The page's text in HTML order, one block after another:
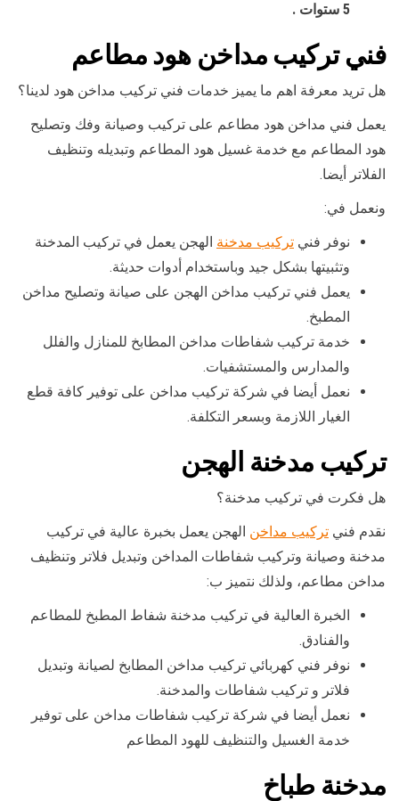
5 ستوات .
فني تركيب مداخن هود مطاعم
هل تريد معرفة اهم ما يميز خدمات فني تركيب مداخن هود لدينا؟
يعمل فني مداخن هود مطاعم على تركيب وصيانة وفك وتصليح
هود المطاعم مع خدمة غسيل هود المطاعم وتبديله وتنظيف
الفلاتر أيضا.
ونعمل في:
نوفر فني تركيب مدخنة الهجن يعمل في تركيب المدخنة
وتثبيتها بشكل جيد وباستخدام أدوات حديثة.
يعمل فني تركيب مداخن الهجن على صيانة وتصليح مداخن
المطبخ.
خدمة تركيب شفاطات مداخن المطابخ للمنازل والفلل
والمدارس والمستشفيات.
نعمل أيضا في شركة تركيب مداخن على توفير كافة قطع
الغيار اللازمة وبسعر التكلفة.
تركيب مدخنة الهجن
هل فكرت في تركيب مدخنة؟
نقدم فني تركيب مداخن الهجن يعمل بخبرة عالية في تركيب
مدخنة وصيانة وتركيب شفاطات المداخن وتبديل فلاتر وتنظيف
مداخن مطاعم، ولذلك نتميز ب:
الخبرة العالية في تركيب مدخنة شفاط المطبخ للمطاعم
والفنادق.
نوفر فني كهربائي تركيب مداخن المطابخ لصيانة وتبديل
فلاتر و تركيب شفاطات والمدخنة.
نعمل أيضا في شركة تركيب شفاطات مداخن على توفير
خدمة الغسيل والتنظيف للهود المطاعم
مدخنة طباخ